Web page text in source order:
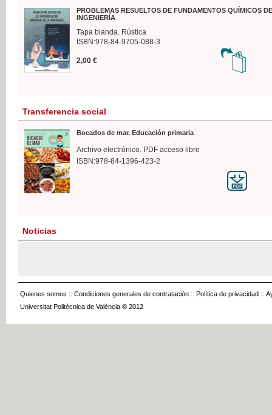
PROBLEMAS RESUELTOS DE FUNDAMENTOS QUÍMICOS
INGENIERÍA
Tapa blanda. Rústica
ISBN:978-84-9705-088-3
2,00 €
Transferencia social
Bocados de mar. Educación primaria
Archivo electrónico. PDF acceso libre
ISBN:978-84-1396-423-2
Noticias
Quienes somos :: Condiciones generales de contratación :: Política de privacidad ::
Universitat Politècnica de València © 2012